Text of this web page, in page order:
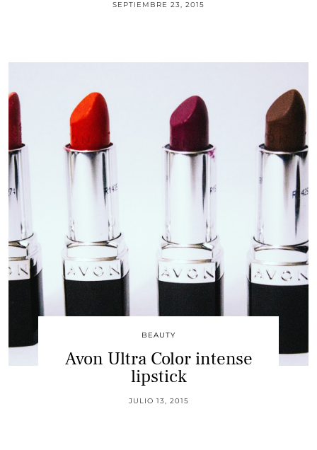
SEPTIEMBRE 23, 2015
BEAUTY
Avon Ultra Color intense
lipstick
JULIO 13, 2015